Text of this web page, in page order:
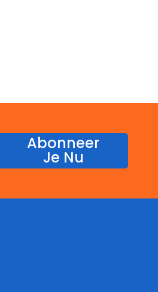
Abonneer
Je Nu